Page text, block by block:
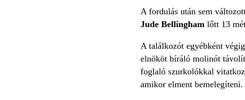
A fordulás után sem
Jude Bellingham lőtt 13
A találkozót egyébként
elnököt bíráló molinót
foglaló szurkolókkal
amikor elment bemelegíteni.